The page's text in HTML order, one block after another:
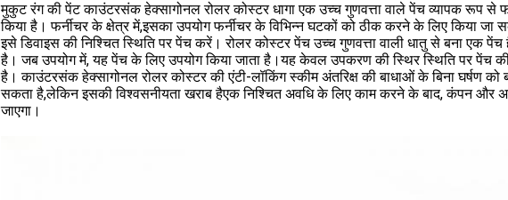
मुकुट रंग की पेंट काउंटरसंक हेक्सागोनल रोलर कोस्टर धागा एक उच्च गुणवत्ता वाले पेंच व्यापक रूप से
किया है। फर्नीचर के क्षेत्र में,इसका उपयोग फर्नीचर के विभिन्न घटकों को ठीक करने के लिए किया जा
इसे डिवाइस की निश्चित स्थिति पर पेंच करें। रोलर कोस्टर पेंच उच्च गुणवत्ता वाली धातु से बना एक पेंच
है। जब उपयोग में, यह पेंच के लिए उपयोग किया जाता है।यह केवल उपकरण की स्थिर स्थिति पर पेंच
है। काउंटरसंक हेक्सागोनल रोलर कोस्टर की एंटी-लॉकिंग स्कीम अंतरिक्ष की बाधाओं के बिना घर्षण
सकता है,लेकिन इसकी विश्वसनीयता खराब हैएक निश्चित अवधि के लिए काम करने के बाद, कंपन और
जाएगा।